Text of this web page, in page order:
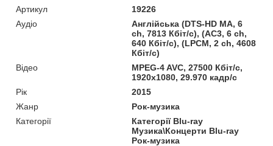
Артикул
19226
Аудіо
Англійська (DTS-HD MA, 6
ch, 7813 Кбіт/с), (AC3, 6 ch,
640 Кбіт/с), (LPCM, 2 ch, 4608
Кбіт/с)
Відео
MPEG-4 AVC, 27500 Кбіт/с,
1920x1080, 29.970 кадр/с
Рік
2015
Жанр
Рок-музика
Категорії
Категорії Blu-ray
Музика\Концерти Blu-ray
Рок-музика